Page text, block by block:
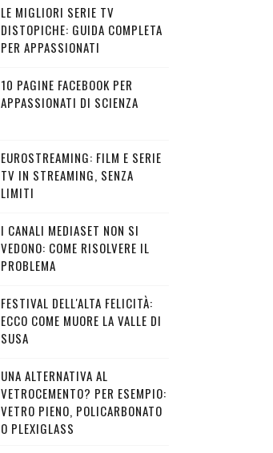
LE MIGLIORI SERIE TV
DISTOPICHE: GUIDA COMPLETA
PER APPASSIONATI
10 PAGINE FACEBOOK PER
APPASSIONATI DI SCIENZA
EUROSTREAMING: FILM E SERIE
TV IN STREAMING, SENZA
LIMITI
I CANALI MEDIASET NON SI
VEDONO: COME RISOLVERE IL
PROBLEMA
FESTIVAL DELL'ALTA FELICITÀ:
ECCO COME MUORE LA VALLE DI
SUSA
UNA ALTERNATIVA AL
VETROCEMENTO? PER ESEMPIO:
VETRO PIENO, POLICARBONATO
O PLEXIGLASS